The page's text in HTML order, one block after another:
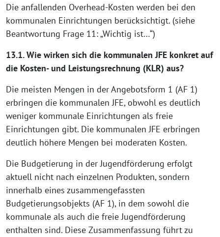
Die anfallenden Overhead-Kosten werden bei den
kommunalen Einrichtungen berücksichtigt. (siehe
Beantwortung Frage 11: „Wichtig ist…“)
13.1. Wie wirken sich die kommunalen JFE konkret auf
die Kosten- und Leistungsrechnung (KLR) aus?
Die meisten Mengen in der Angebotsform 1 (AF 1)
erbringen die kommunalen JFE, obwohl es deutlich
weniger kommunale Einrichtungen als freie
Einrichtungen gibt. Die kommunalen JFE erbringen
deutlich höhere Mengen bei moderaten Kosten.
Die Budgetierung in der Jugendförderung erfolgt
aktuell nicht nach einzelnen Produkten, sondern
innerhalb eines zusammengefassten
Budgetierungsobjekts (AF 1), in dem sowohl die
kommunale als auch die freie Jugendförderung
enthalten sind. Diese Zusammenfassung führt zu